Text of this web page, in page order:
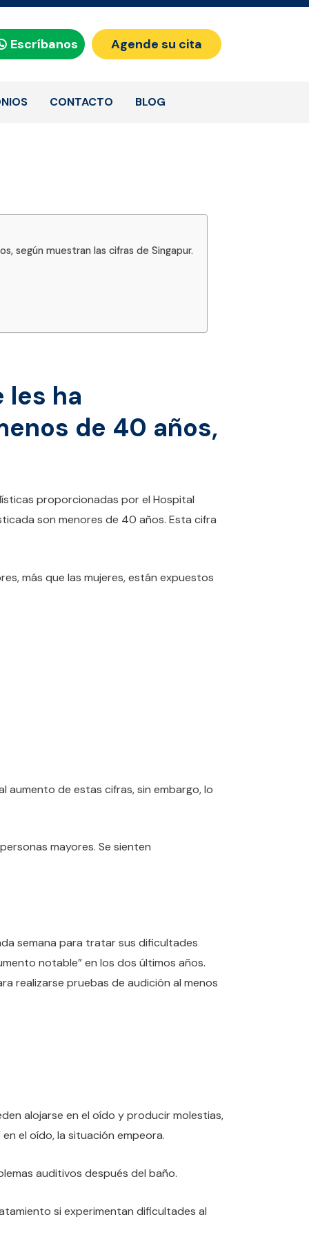
Escríbanos Agende su cita
CONTACTO BLOG
según muestran las cifras de Singapur.
les ha
de 40 años,
proporcionadas por el Hospital
son menores de 40 años. Esta cifra
más que las mujeres, están expuestos
aumento de estas cifras, sin embargo, lo
mayores. Se sienten
semana para tratar sus dificultades
notable” en los dos últimos años.
realizarse pruebas de audición al menos
alojarse en el oído y producir molestias,
el oído, la situación empeora.
auditivos después del baño.
si experimentan dificultades al